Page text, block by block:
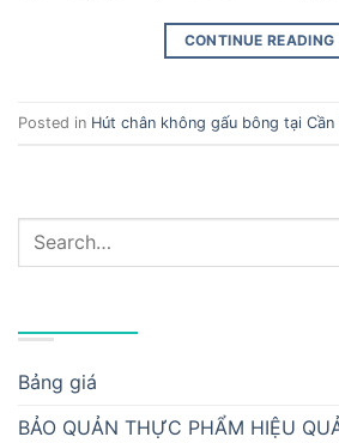
CONTINUE READING
Posted in Hút chân không gấu bông tại Cần
Bảng giá
BẢO QUẢN THỰC PHẨM HIỆU